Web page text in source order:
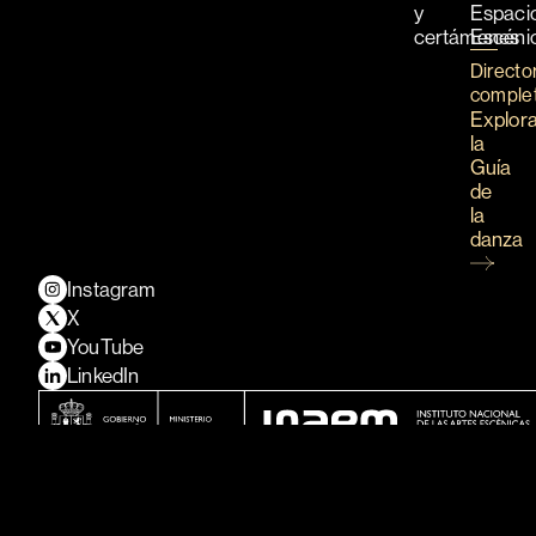
y
certámenes
la
Guía
de
la
danza
Instagram
X
YouTube
LinkedIn